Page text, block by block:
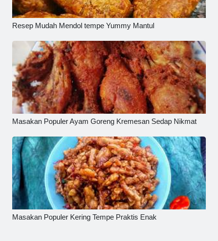
Resep Mudah Mendol tempe Yummy Mantul
Masakan Populer Ayam Goreng Kremesan Sedap Nikmat
Masakan Populer Kering Tempe Praktis Enak